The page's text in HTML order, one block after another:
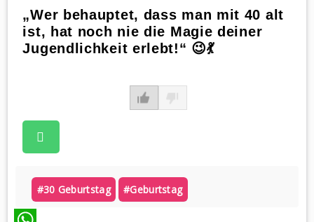
„Wer behauptet, dass man mit 40 alt
ist, hat noch nie die Magie deiner
Jugendlichkeit erlebt!“ 😉💃
#30 Geburtstag #geburtstag